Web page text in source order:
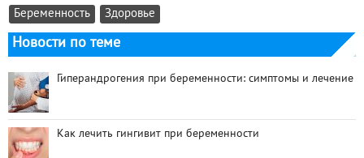
Беременность Здоровье
Новости по теме
Гиперандрогения при беременности: симптомы и лечение
Как лечить гингивит при беременности